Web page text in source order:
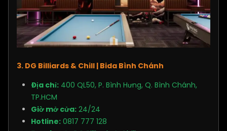
3. DG Billiards & Chill | Bida Bình Chánh
Địa chỉ: 400 QL50, P. Bình Hưng, Q. Bình Chánh,
TP.HCM
Giờ mở cửa: 24/24
Hotline: 0817 777 128